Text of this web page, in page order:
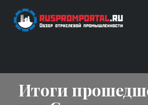
content
Итоги